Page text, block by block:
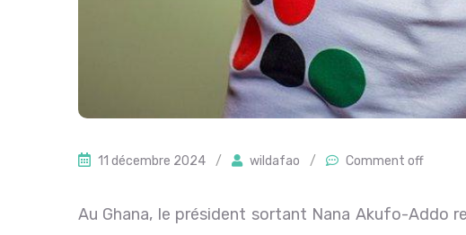
11 décembre 2024 / wildafao / Comment off
Au Ghana, le président sortant Nana Akufo-Addo